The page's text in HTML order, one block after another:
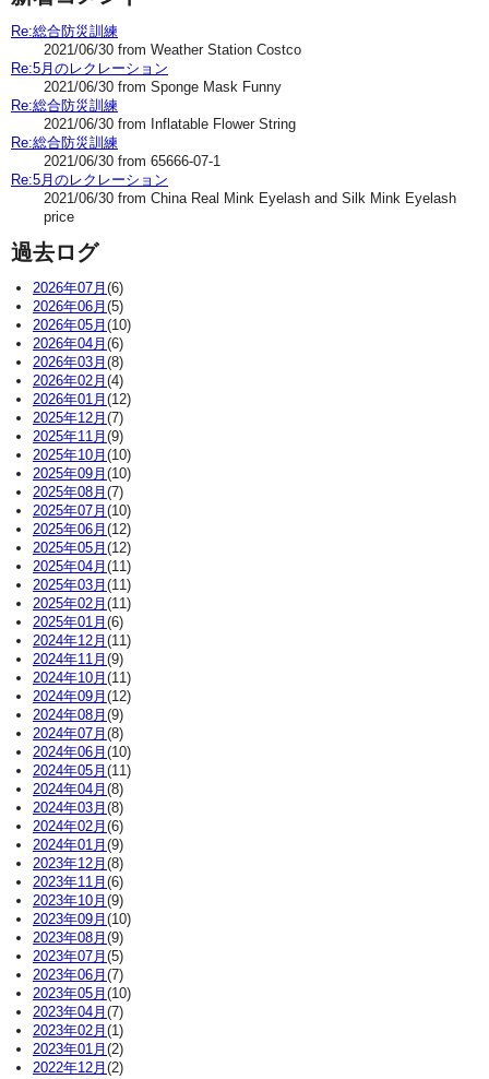
Re:総合防災訓練
2021/06/30 from Weather Station Costco
Re:5月のレクレーション
2021/06/30 from Sponge Mask Funny
Re:総合防災訓練
2021/06/30 from Inflatable Flower String
Re:総合防災訓練
2021/06/30 from 65666-07-1
Re:5月のレクレーション
2021/06/30 from China Real Mink Eyelash and Silk Mink Eyelash
price
過去ログ
2026年07月(6)
2026年06月(5)
2026年05月(10)
2026年04月(6)
2026年03月(8)
2026年02月(4)
2026年01月(12)
2025年12月(7)
2025年11月(9)
2025年10月(10)
2025年09月(10)
2025年08月(7)
2025年07月(10)
2025年06月(12)
2025年05月(12)
2025年04月(11)
2025年03月(11)
2025年02月(11)
2025年01月(6)
2024年12月(11)
2024年11月(9)
2024年10月(11)
2024年09月(12)
2024年08月(9)
2024年07月(8)
2024年06月(10)
2024年05月(11)
2024年04月(8)
2024年03月(8)
2024年02月(6)
2024年01月(9)
2023年12月(8)
2023年11月(6)
2023年10月(9)
2023年09月(10)
2023年08月(9)
2023年07月(5)
2023年06月(7)
2023年05月(10)
2023年04月(7)
2023年02月(1)
2023年01月(2)
2022年12月(2)